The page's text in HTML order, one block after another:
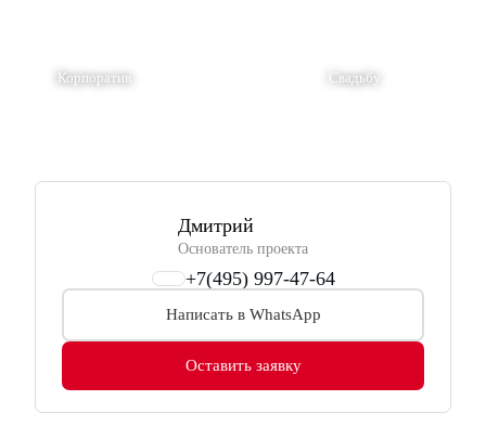
Корпоратив Свадьбу
Дмитрий
Основатель проекта
+7(495) 997-47-64
Написать в WhatsApp
Оставить заявку